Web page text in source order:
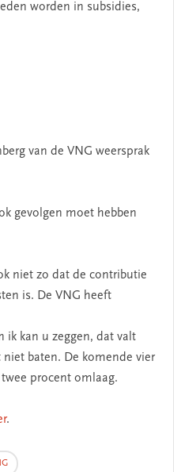
worden in subsidies,
van de VNG weersprak
gevolgen moet hebben
niet zo dat de contributie
is. De VNG heeft
ik kan u zeggen, dat valt
baten. De komende vier
procent omlaag.
.